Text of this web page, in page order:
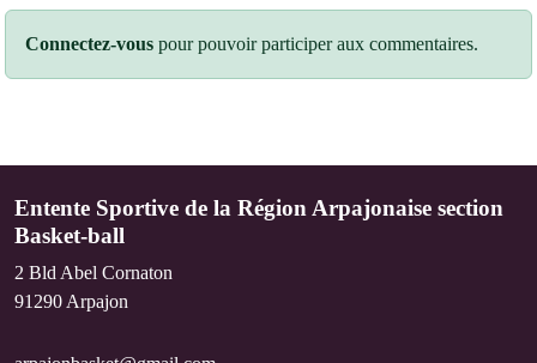
Connectez-vous pour pouvoir participer aux commentaires.
Entente Sportive de la Région Arpajonaise section
Basket-ball
2 Bld Abel Cornaton
91290 Arpajon